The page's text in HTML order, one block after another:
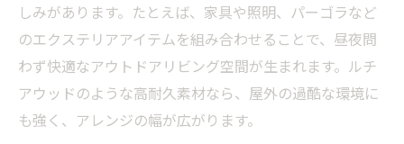
しみがあります。たとえば、家具や照明、パーゴラなど
のエクステリアアイテムを組み合わせることで、昼夜問
わず快適なアウトドアリビング空間が生まれます。ルチ
アウッドのような高耐久素材なら、屋外の過酷な環境に
も強く、アレンジの幅が広がります。